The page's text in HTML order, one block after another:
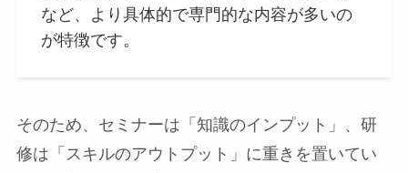
など、より具体的で専門的な内容が多いの
が特徴です。
そのため、セミナーは「知識のインプット」、研
修は「スキルのアウトプット」に重きを置いてい